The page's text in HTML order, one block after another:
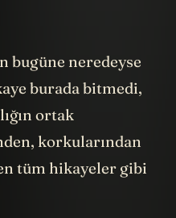
bugüne neredeyse
burada bitmedi,
ortak
korkularından
tüm hikayeler gibi